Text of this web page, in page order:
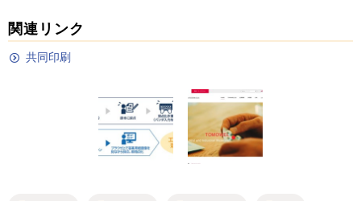
関連リンク
共同印刷